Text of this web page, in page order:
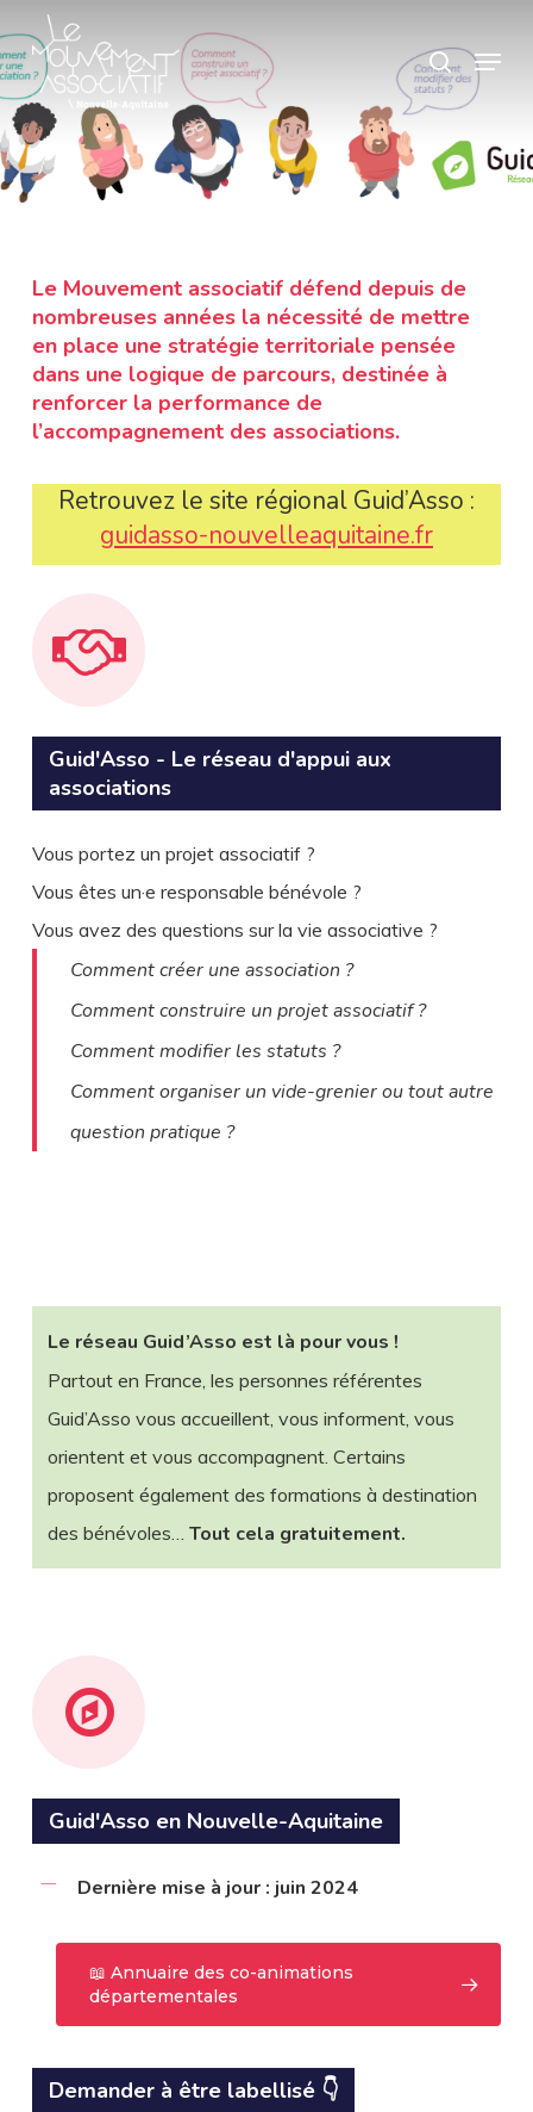
to
main
content
search
Menu
Le Mouvement associatif défend depuis de
nombreuses années la nécessité de mettre
en place une stratégie territoriale pensée
dans une logique de parcours, destinée à
renforcer la performance de
l’accompagnement des associations.
Retrouvez le site régional Guid’Asso :
guidasso-nouvelleaquitaine.fr
Guid'Asso - Le réseau d'appui aux
associations
Vous portez un projet associatif ?
Vous êtes un·e responsable bénévole ?
Vous avez des questions sur la vie associative ?
Comment créer une association ?
Comment construire un projet associatif ?
Comment modifier les statuts ?
Comment organiser un vide-grenier ou tout autre
question pratique ?
Le réseau Guid’Asso est là pour vous !
Partout en France, les personnes référentes
Guid’Asso vous accueillent, vous informent, vous
orientent et vous accompagnent. Certains
proposent également des formations à destination
des bénévoles…Tout cela gratuitement.
Guid'Asso en Nouvelle-Aquitaine
Dernière mise à jour : juin 2024
📖 Annuaire des co-animations
départementales
Demander à être labellisé 👇
Close
Panneau de gestion des cookies